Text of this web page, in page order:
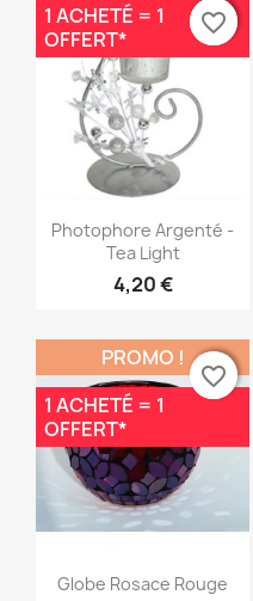
Aperçu rapide
Photophore Argenté -
Tea Light
4,20 €
1 ACHETÉ = 1
OFFERT*
favorite_border
favorite_border
Aperçu rapide
Globe Rosace Rouge
PROMO !
1 ACHETÉ = 1
OFFERT*
favorite_border
favorite_border